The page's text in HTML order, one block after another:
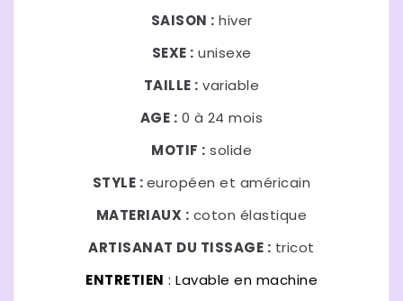
SAISON : hiver
SEXE : unisexe
TAILLE : variable
AGE : 0 à 24 mois
MOTIF : solide
STYLE :européen et américain
MATERIAUX : coton élastique
ARTISANAT DU TISSAGE : tricot
ENTRETIEN : Lavable en machine